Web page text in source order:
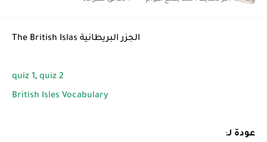
The British Islas الجزر البريطانية
quiz 1, quiz 2
British Isles Vocabulary
عودة لـ: